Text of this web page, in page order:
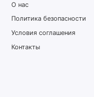
О нас
Политика безопасности
Условия соглашения
Контакты